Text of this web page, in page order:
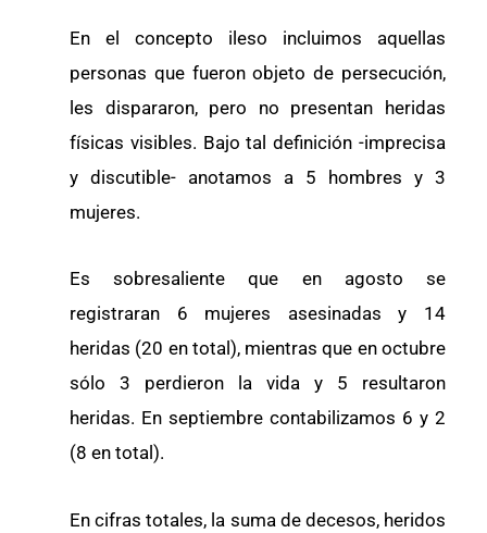
En el concepto ileso incluimos aquellas
personas que fueron objeto de persecución,
les dispararon, pero no presentan heridas
físicas visibles. Bajo tal definición -imprecisa
y discutible- anotamos a 5 hombres y 3
mujeres.
Es sobresaliente que en agosto se
registraran 6 mujeres asesinadas y 14
heridas (20 en total), mientras que en octubre
sólo 3 perdieron la vida y 5 resultaron
heridas. En septiembre contabilizamos 6 y 2
(8 en total).
En cifras totales, la suma de decesos, heridos